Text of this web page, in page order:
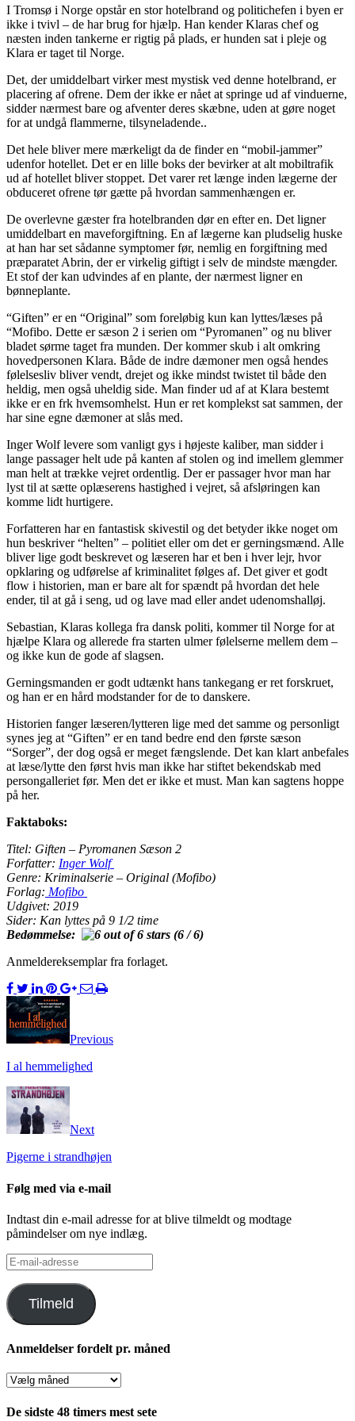
I Tromsø i Norge opstår en stor hotelbrand og politichefen i byen er
ikke i tvivl – de har brug for hjælp. Han kender Klaras chef og
næsten inden tankerne er rigtig på plads, er hunden sat i pleje og
Klara er taget til Norge.
Det, der umiddelbart virker mest mystisk ved denne hotelbrand, er
placering af ofrene. Dem der ikke er nået at springe ud af vinduerne,
sidder nærmest bare og afventer deres skæbne, uden at gøre noget
for at undgå flammerne, tilsyneladende..
Det hele bliver mere mærkeligt da de finder en “mobil-jammer”
udenfor hotellet. Det er en lille boks der bevirker at alt mobiltrafik
ud af hotellet bliver stoppet. Det varer ret længe inden lægerne der
obduceret ofrene tør gætte på hvordan sammenhængen er.
De overlevne gæster fra hotelbranden dør en efter en. Det ligner
umiddelbart en maveforgiftning. En af lægerne kan pludselig huske
at han har set sådanne symptomer før, nemlig en forgiftning med
præparatet Abrin, der er virkelig giftigt i selv de mindste mængder.
Et stof der kan udvindes af en plante, der nærmest ligner en
bønneplante.
“Giften” er en “Original” som foreløbig kun kan lyttes/læses på
“Mofibo. Dette er sæson 2 i serien om “Pyromanen” og nu bliver
bladet sørme taget fra munden. Der kommer skub i alt omkring
hovedpersonen Klara. Både de indre dæmoner men også hendes
følelsesliv bliver vendt, drejet og ikke mindst twistet til både den
heldig, men også uheldig side. Man finder ud af at Klara bestemt
ikke er en frk hvemsomhelst. Hun er ret komplekst sat sammen, der
har sine egne dæmoner at slås med.
Inger Wolf levere som vanligt gys i højeste kaliber, man sidder i
lange passager helt ude på kanten af stolen og ind imellem glemmer
man helt at trække vejret ordentlig. Der er passager hvor man har
lyst til at sætte oplæserens hastighed i vejret, så afsløringen kan
komme lidt hurtigere.
Forfatteren har en fantastisk skivestil og det betyder ikke noget om
hun beskriver “helten” – politiet eller om det er gerningsmænd. Alle
bliver lige godt beskrevet og læseren har et ben i hver lejr, hvor
opklaring og udførelse af kriminalitet følges af. Det giver et godt
flow i historien, man er bare alt for spændt på hvordan det hele
ender, til at gå i seng, ud og lave mad eller andet udenomshalløj.
Sebastian, Klaras kollega fra dansk politi, kommer til Norge for at
hjælpe Klara og allerede fra starten ulmer følelserne mellem dem –
og ikke kun de gode af slagsen.
Gerningsmanden er godt udtænkt hans tankegang er ret forskruet,
og han er en hård modstander for de to danskere.
Historien fanger læseren/lytteren lige med det samme og personligt
synes jeg at “Giften” er en tand bedre end den første sæson
“Sorger”, der dog også er meget fængslende. Det kan klart anbefales
at læse/lytte den først hvis man ikke har stiftet bekendskab med
persongalleriet før. Men det er ikke et must. Man kan sagtens hoppe
på her.
Faktaboks:
Titel: Giften – Pyromanen Sæson 2
Forfatter: Inger Wolf
Genre: Kriminalserie – Original (Mofibo)
Forlag: Mofibo
Udgivet: 2019
Sider: Kan lyttes på 9 1/2 time
Bedømmelse:
(6 / 6)
Anmeldereksemplar fra forlaget.
Previous
I al hemmelighed
Next
Pigerne i strandhøjen
Følg med via e-mail
Indtast din e-mail adresse for at blive tilmeldt og modtage
påmindelser om nye indlæg.
E-
mail-
adresse
Tilmeld
Anmeldelser fordelt pr. måned
Anmeldelser
pr.
De sidste 48 timers mest sete